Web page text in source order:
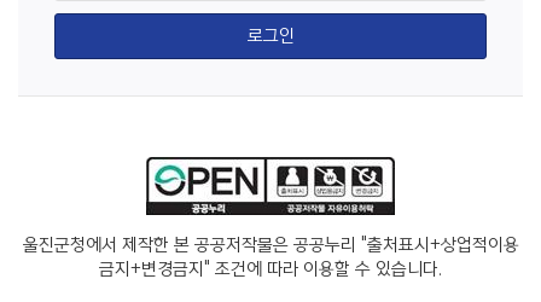
울진군청에서 제작한 본 공공저작물은 공공누리 "출처표시+상업적이용
금지+변경금지" 조건에 따라 이용할 수 있습니다.